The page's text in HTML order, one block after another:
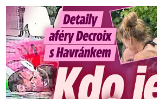
Detaily aféry Decroix s Havránkem: